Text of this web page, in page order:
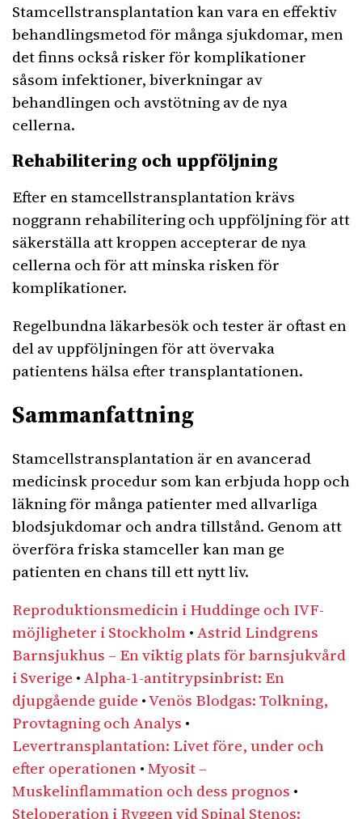
Stamcellstransplantation kan vara en effektiv
behandlingsmetod för många sjukdomar, men
det finns också risker för komplikationer
såsom infektioner, biverkningar av
behandlingen och avstötning av de nya
cellerna.
Rehabilitering och uppföljning
Efter en stamcellstransplantation krävs
noggrann rehabilitering och uppföljning för att
säkerställa att kroppen accepterar de nya
cellerna och för att minska risken för
komplikationer.
Regelbundna läkarbesök och tester är oftast en
del av uppföljningen för att övervaka
patientens hälsa efter transplantationen.
Sammanfattning
Stamcellstransplantation är en avancerad
medicinsk procedur som kan erbjuda hopp och
läkning för många patienter med allvarliga
blodsjukdomar och andra tillstånd. Genom att
överföra friska stamceller kan man ge
patienten en chans till ett nytt liv.
Reproduktionsmedicin i Huddinge och IVF-
möjligheter i Stockholm•Astrid Lindgrens
Barnsjukhus – En viktig plats för barnsjukvård
i Sverige •Alpha-1-antitrypsinbrist: En
djupgående guide •Venös Blodgas: Tolkning,
Provtagning och Analys •
Levertransplantation: Livet före, under och
efter operationen•Myosit –
Muskelinflammation och dess prognos •
Steloperation i Ryggen vid Spinal Stenos: